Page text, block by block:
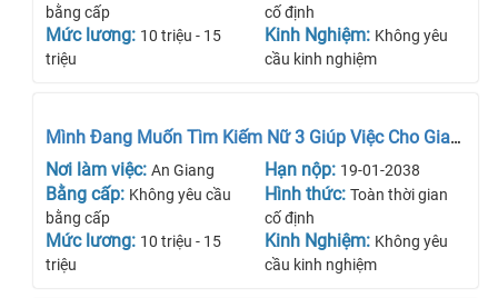
bằng cấp
Mức lương: 10 triệu - 15
triệu
cố định
Kinh Nghiệm: Không yêu
cầu kinh nghiệm
Mình Đang Muốn Tìm Kiếm Nữ 3 Giúp Việc Cho Gia
Đình Nhà Mình
Nơi làm việc: An Giang
Bằng cấp: Không yêu cầu
bằng cấp
Mức lương: 10 triệu - 15
triệu
Hạn nộp: 19-01-2038
Hình thức: Toàn thời gian
cố định
Kinh Nghiệm: Không yêu
cầu kinh nghiệm